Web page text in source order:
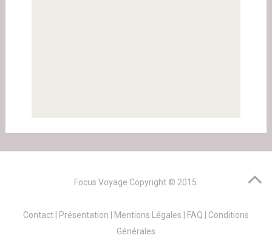
Focus Voyage Copyright © 2015.
Contact Présentation Mentions Légales FAQ
Conditions
Générales